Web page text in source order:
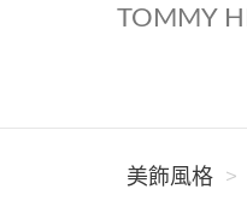
TOMMY
美飾風格